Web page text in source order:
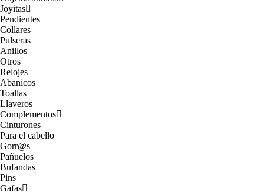
Joyitas
Pendientes
Collares
Pulseras
Anillos
Otros
Relojes
Abanicos
Toallas
Llaveros
Complementos
Cinturones
Para el cabello
Gorr@s
Pañuelos
Bufandas
Pins
Gafas